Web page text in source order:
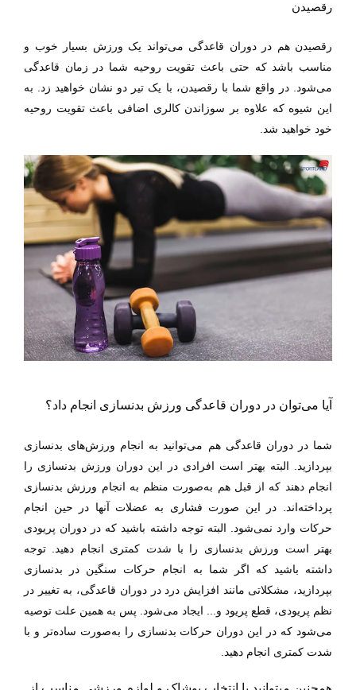
رقصیدن
رقصیدن هم در دوران قاعدگی می‌تواند یک ورزش بسیار خوب و
مناسب باشد که حتی باعث تقویت روحیه شما در زمان قاعدگی
می‌شود. در واقع شما با رقصیدن، با یک تیر دو نشان خواهید زد. به
این شیوه که علاوه بر سوزاندن کالری اضافی باعث تقویت روحیه
خود خواهید شد.
آیا می‌توان در دوران قاعدگی ورزش بدنسازی انجام داد؟
شما در دوران قاعدگی هم می‌توانید به انجام ورزش‌های بدنسازی
بپردازید. البته بهتر است افرادی در این دوران ورزش بدنسازی را
انجام دهند که از قبل هم به‌صورت منظم به انجام ورزش بدنسازی
پرداخته‌اند. در این صورت فشاری به عضلات آنها در حین انجام
حرکات وارد نمی‌شود. البته توجه داشته باشید که در دوران پریودی
بهتر است ورزش بدنسازی را با شدت کمتری انجام دهید. توجه
داشته باشید که اگر شما به
انجام حرکات سنگین در بدنسازی
بپردازید، مشکلاتی مانند افزایش درد در دوران قاعدگی، به تغییر در
نظم پریودی، قطع پریود و
ایجاد می‌شود. پس به همین علت توصیه
می‌شود که در این دوران حرکات بدنسازی را به‌صورت ساده‌تر و با
شدت کمتری انجام دهید.